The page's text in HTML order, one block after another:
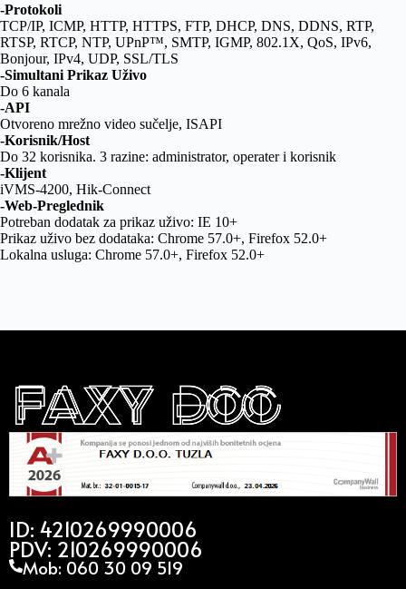
-Protokoli
TCP/IP, ICMP, HTTP, HTTPS, FTP, DHCP, DNS, DDNS, RTP,
RTSP, RTCP, NTP, UPnP™, SMTP, IGMP, 802.1X, QoS, IPv6,
Bonjour, IPv4, UDP, SSL/TLS
-Simultani Prikaz Uživo
Do 6 kanala
-API
Otvoreno mrežno video sučelje, ISAPI
-Korisnik/Host
Do 32 korisnika. 3 razine: administrator, operater i korisnik
-Klijent
iVMS-4200, Hik-Connect
-Web-Preglednik
Potreban dodatak za prikaz uživo: IE 10+
Prikaz uživo bez dodataka: Chrome 57.0+, Firefox 52.0+
Lokalna usluga: Chrome 57.0+, Firefox 52.0+
ID: 4210269990006
PDV: 210269990006
Mob: 060 30 09 519